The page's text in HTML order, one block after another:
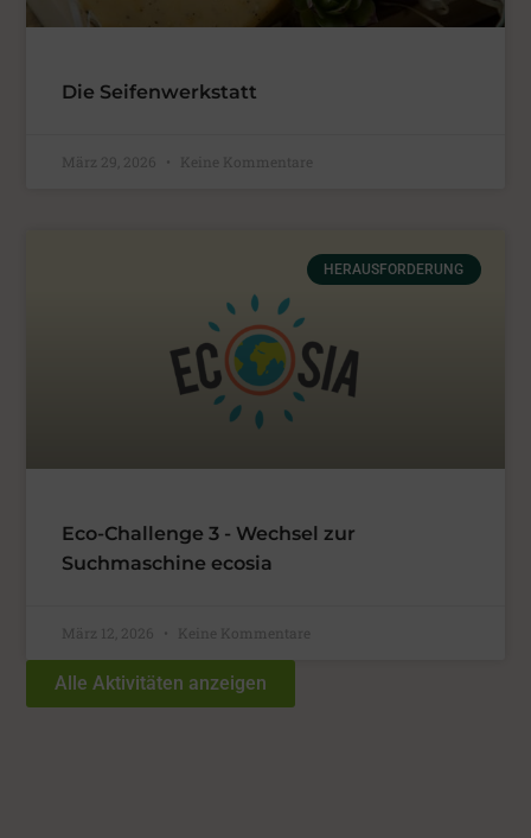
Die Seifenwerkstatt
März 29, 2026 Keine Kommentare
HERAUSFORDERUNG
Eco-Challenge 3 - Wechsel zur
Suchmaschine ecosia
März 12, 2026 Keine Kommentare
Alle Aktivitäten anzeigen